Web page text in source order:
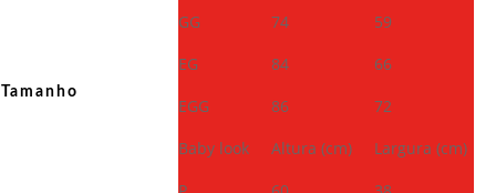
Tamanho
GG
74
59
EG
84
66
EGG
86
72
Baby look
Altura (cm)
Largura (cm)